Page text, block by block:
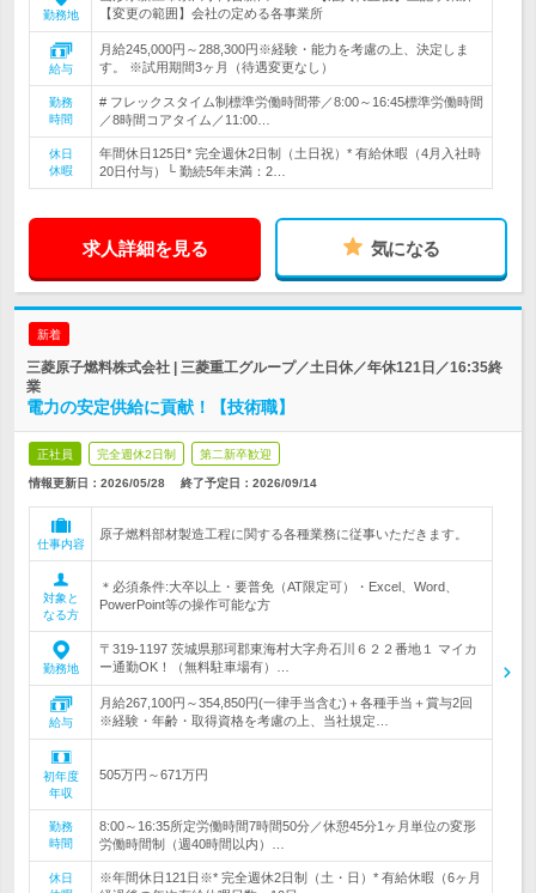
勤務地
【変更の範囲】会社の定める各事業所
給与
月給245,000円～288,300円※経験・能力を考慮の上、決定しま
す。 ※試用期間3ヶ月（待遇変更なし）
勤務
時間
# フレックスタイム制標準労働時間帯／8:00～16:45標準労働時間
／8時間コアタイム／11:00…
休日
休暇
年間休日125日* 完全週休2日制（土日祝）* 有給休暇（4月入社時
20日付与）└ 勤続5年未満：2…
求人詳細を見る 気になる
新着
三菱原子燃料株式会社 | 三菱重工グループ／土日休／年休121日／16:35終
業
電力の安定供給に貢献！【技術職】
正社員 完全週休2日制 第二新卒歓迎
情報更新日：2026/05/28 終了予定日： 2026/09/14
仕事内容
原子燃料部材製造工程に関する各種業務に従事いただきます。
対象と
なる方
＊必須条件:大卒以上・要普免（AT限定可）・Excel、Word、
PowerPoint等の操作可能な方
勤務地
〒319-1197 茨城県那珂郡東海村大字舟石川６２２番地１ マイカ
ー通勤OK！（無料駐車場有）…
給与
月給267,100円～354,850円(一律手当含む)＋各種手当＋賞与2回
※経験・年齢・取得資格を考慮の上、当社規定…
初年度
年収
505万円～671万円
勤務
時間
8:00～16:35所定労働時間7時間50分／休憩45分1ヶ月単位の変形
労働時間制（週40時間以内）…
休日
※年間休日121日※* 完全週休2日制（土・日）* 有給休暇（6ヶ月